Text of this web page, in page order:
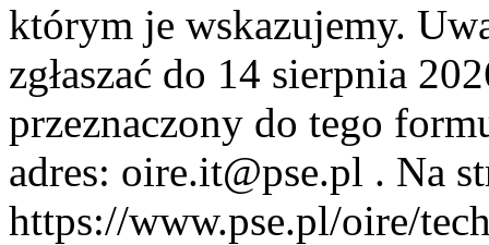
którym je wskazujemy.
zgłaszać do 14 sierpnia
przeznaczony do tego
adres: oire.it@pse.pl . Na
https://www.pse.pl/oire/